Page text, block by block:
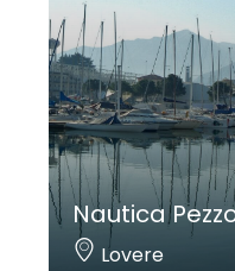
Nautica
Lovere